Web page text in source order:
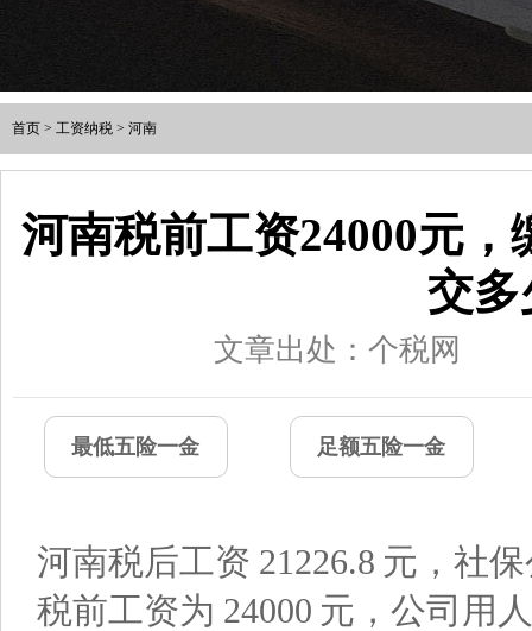
首页 > 工资纳税 > 河南
河南税前工资24000元
交多
文章出处：个税网
最低五险一金 足额五险一金
河南税后工资 21226.8 元，社
税前工资为 24000 元，公司用